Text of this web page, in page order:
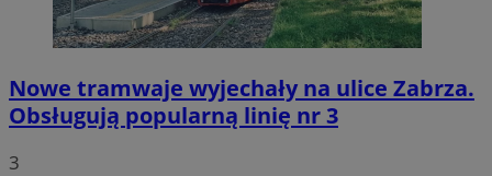
Nowe tramwaje wyjechały na ulice Zabrza.
Obsługują popularną linię nr 3
3